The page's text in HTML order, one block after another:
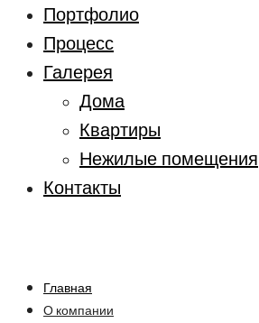
Портфолио
Процесс
Галерея
Дома
Квартиры
Нежилые помещения
Контакты
Главная
О компании